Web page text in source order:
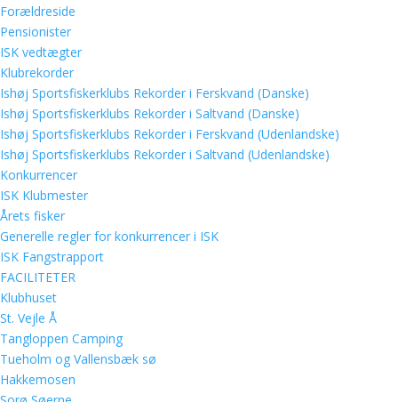
Forældreside
Pensionister
ISK vedtægter
Klubrekorder
Ishøj Sportsfiskerklubs Rekorder i Ferskvand (Danske)
Ishøj Sportsfiskerklubs Rekorder i Saltvand (Danske)
Ishøj Sportsfiskerklubs Rekorder i Ferskvand (Udenlandske)
Ishøj Sportsfiskerklubs Rekorder i Saltvand (Udenlandske)
Konkurrencer
ISK Klubmester
Årets fisker
Generelle regler for konkurrencer i ISK
ISK Fangstrapport
FACILITETER
Klubhuset
St. Vejle Å
Tangloppen Camping
Tueholm og Vallensbæk sø
Hakkemosen